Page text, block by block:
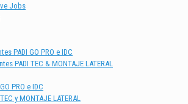
Jobs
PADI GO PRO e IDC
PADI TEC & MONTAJE LATERAL
PRO e IDC
y MONTAJE LATERAL